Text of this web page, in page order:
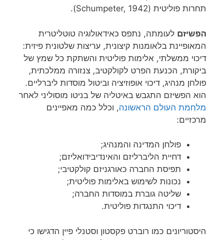
תחרות פוליטית (Schumpeter, 1942).
הפשיזם לעומתה, נתפס כאידאולוגיה טוטליטרית
המאופיינת בלאומנות קיצונית, עריצות שלטונית פיזית:
דיכוי ממשלתי, אלימות פוליטית והשתקת כל שמץ של
ביקורת, הכנעת הפרט לקולקטיב, צנזורה ממלכתית,
פולחן מנהיג, דיכוי אופוזיציה וביטול מוסדות ליברליים.
הוא הפשיזם התגבש באיטליה של בניטו מוסוליני לאחר
מלחמת העולם הראשונה, וכלל כמה מאפיינים
מרכזיים:
פולחן המדינה והמנהיג;
דחיית הליברליזם והאינדיבידואליזם;
תפיסת החברה כאורגניזם קולקטיבי;
נכונות לשימוש באלימות פוליטית;
שליטה גוברת במוסדות החברה;
דיכוי התנגדות פוליטית.
היסטוריונים כמו רוברט פקסטון וסטנלי פיין הדגישו כי